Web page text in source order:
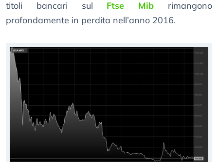
titoli bancari sul Ftse Mib rimangono
profondamente in perdita nell’anno 2016.